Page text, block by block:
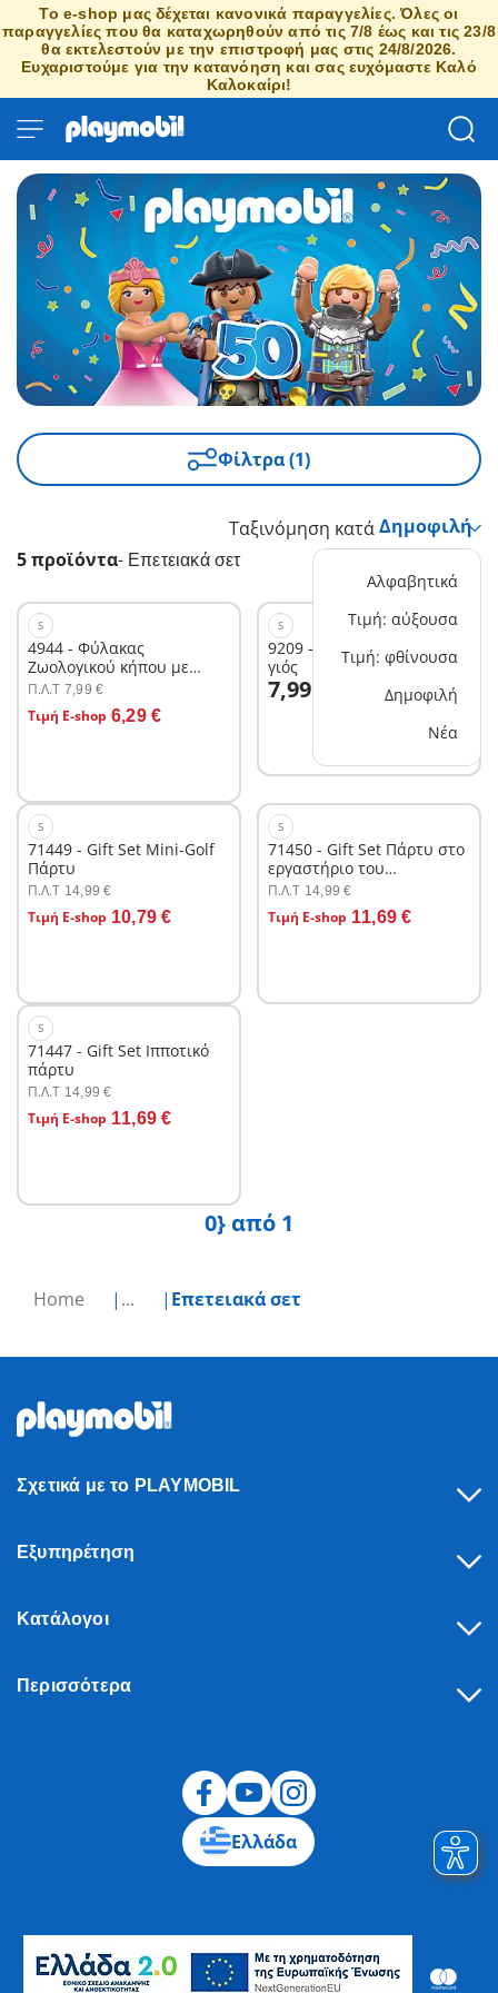
Το e-shop μας δέχεται κανονικά παραγγελίες. Όλες οι
παραγγελίες που θα καταχωρηθούν από τις 7/8 έως και τις 23/8
θα εκτελεστούν με την επιστροφή μας στις 24/8/2026.
Ευχαριστούμε για την κατανόηση και σας ευχόμαστε Καλό
Καλοκαίρι!
Home ... Επετειακά σετ
Φίλτρα (1)
5 προϊόντα- Επετειακά σετ
Ταξινόμηση κατά
Αλφαβητικά
Τιμή: αύξουσα
Τιμή: φθίνουσα
Δημοφιλή
Νέα
S
4944 - Φύλακας
Ζωολογικού κήπου με
αλπάκα
Π.Λ.T 7,99 €
Τιμή E-shop 6,29 €
Στο καλάθι
S
9209 - Βίκινγκ Πατέρας και
γιός
7,99 €Στο καλάθι
S
71449 - Gift Set Mini-Golf
Πάρτυ
Π.Λ.T 14,99 €
Τιμή E-shop 10,79 €
Στο καλάθι
S
71450 - Gift Set Πάρτυ στο
εργαστήριο του
τρελοεπιστήμονα
Π.Λ.T 14,99 €
Τιμή E-shop 11,69 €
Στο καλάθι
S
71447 - Gift Set Ιπποτικό
πάρτυ
Π.Λ.T 14,99 €
Τιμή E-shop 11,69 €
0} από 1
Σχετικά με το PLAYMOBIL
Εξυπηρέτηση
Κατάλογοι
Περισσότερα
Ελλάδα